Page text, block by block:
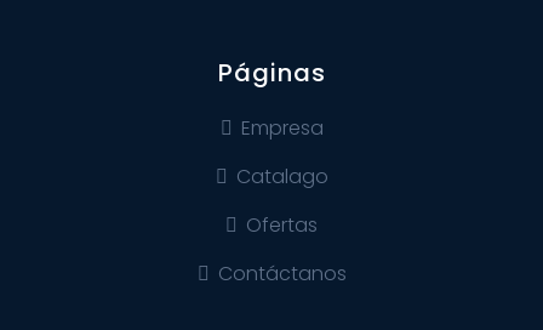
Páginas
Empresa
Catalago
Ofertas
Contáctanos